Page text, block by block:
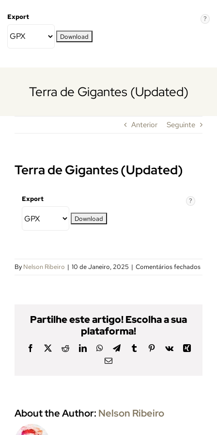
?
Export
Terra de Gigantes (Updated)
Anterior Seguinte
Terra de Gigantes (Updated)
?
Export
By Nelson Ribeiro | 10 de Janeiro, 2025 | Comentários fechadosem
Partilhe este artigo! Escolha a sua
plataforma!
Facebook
TwitterRedditLinkedInWhatsApp
TelegramTumblrPinterest
Vk
Xing
Email
About the Author: Nelson Ribeiro